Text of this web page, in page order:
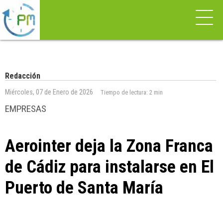
Redacción
Miércoles, 07 de Enero de 2026 Tiempo de lectura: 2 min
EMPRESAS
Aerointer deja la Zona Franca
de Cádiz para instalarse en El
Puerto de Santa María